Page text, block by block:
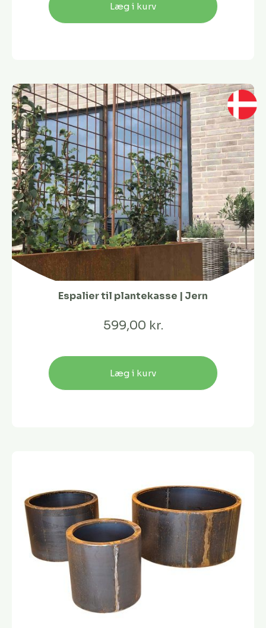
Læg i kurv
Espalier til plantekasse | Jern
599,00 kr.
Læg i kurv